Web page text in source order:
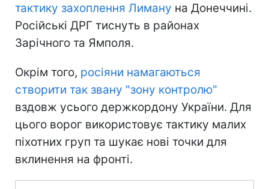
тактику захоплення Лиману на Донеччині.
Російські ДРГ тиснуть в районах
Зарічного та Ямполя.
Окрім того, росіяни намагаються
створити так звану "зону контролю"
вздовж усього держкордону України. Для
цього ворог використовує тактику малих
піхотних груп та шукає нові точки для
вклинення на фронті.